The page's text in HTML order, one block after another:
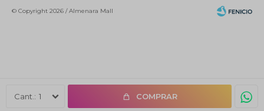
1 COMPRAR
© Copyright 2026 / Almenara Mall